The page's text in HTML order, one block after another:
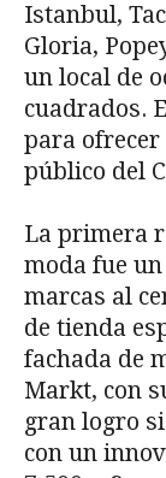
Istanbul,
Gloria,
un local de
cuadrados.
para ofrecer
público del
La primera
moda fue
marcas al
de tienda
fachada de
Markt, con
gran logro
con un